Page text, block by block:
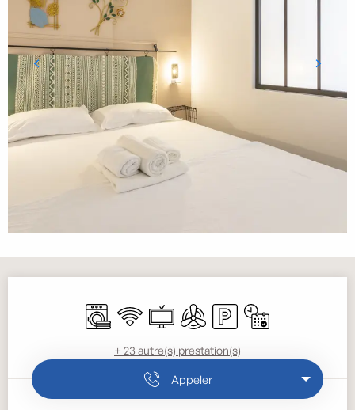
Lave linge
WiFi TélévisionAir conditionné
ParkingUniquement sur
+ 23 autre(s) prestation(s)
Appeler